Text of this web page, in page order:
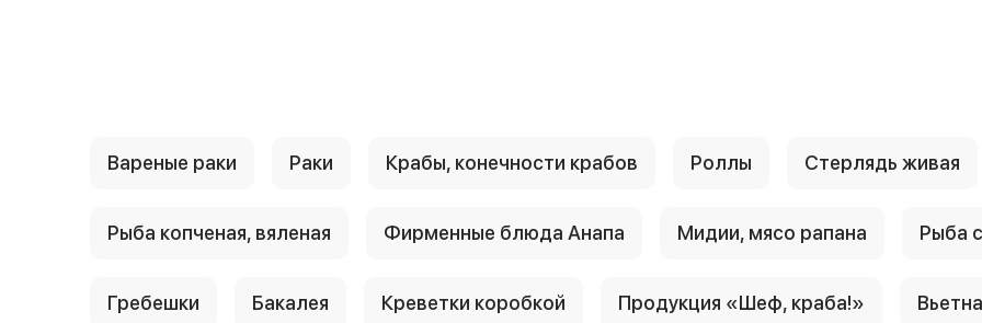
Вареные раки Раки Крабы, конечности крабов Роллы Стерлядь живая
Рыба копченая, вяленая Фирменные блюда Анапа Мидии, мясо рапана Рыба
Гребешки Бакалея Креветки коробкой Продукция «Шеф, краба!»